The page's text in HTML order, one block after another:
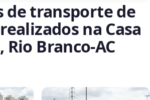
de transporte de
na Casa
Rio Branco‑AC